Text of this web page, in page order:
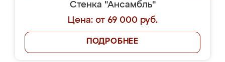
Стенка "Ансамбль"
Цена: от 69 000 руб.
ПОДРОБНЕЕ